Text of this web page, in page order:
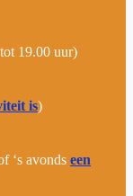
19.00 uur)
is)
‘s avonds een